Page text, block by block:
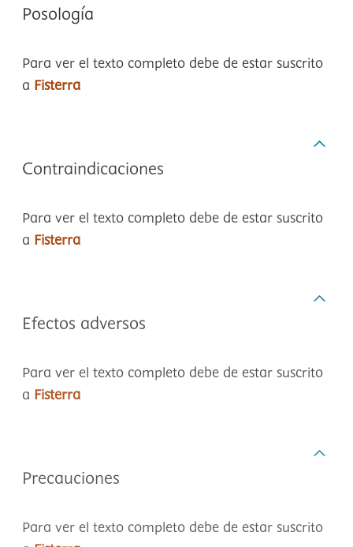
Posología
Para ver el texto completo debe de estar suscrito
a Fisterra
Contraindicaciones
Para ver el texto completo debe de estar suscrito
a Fisterra
Efectos adversos
Para ver el texto completo debe de estar suscrito
a Fisterra
Precauciones
Para ver el texto completo debe de estar suscrito